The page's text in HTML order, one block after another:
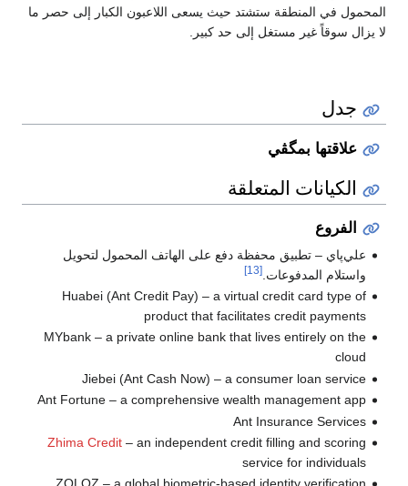
المحمول في المنطقة ستشتد حيث يسعى اللاعبون الكبار إلى حصر ما
لا يزال سوقاً غير مستغل إلى حد كبير.
جدل
علاقتها بمگڤي
الكيانات المتعلقة
الفروع
علي‌پاي – تطبيق محفظة دفع على الهاتف المحمول لتحويل
واستلام المدفوعات.[13]
Huabei (Ant Credit Pay) – a virtual credit card type of
product that facilitates credit payments
MYbank – a private online bank that lives entirely on the
cloud
Jiebei (Ant Cash Now) – a consumer loan service
Ant Fortune – a comprehensive wealth management app
Ant Insurance Services
Zhima Credit– an independent credit filling and scoring
service for individuals